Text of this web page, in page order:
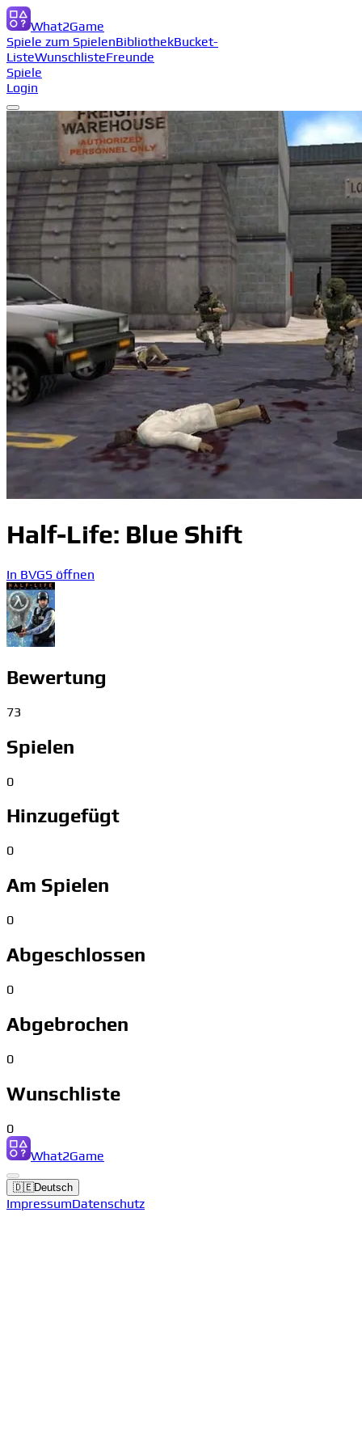
What2Game
Spiele zum SpielenBibliothekBucket-
ListeWunschlisteFreunde
Spiele
Login
Half-Life: Blue Shift
In BVGS öffnen
Bewertung
73
Spielen
0
Hinzugefügt
0
Am Spielen
0
Abgeschlossen
0
Abgebrochen
0
Wunschliste
0
What2Game
🇩🇪Deutsch
ImpressumDatenschutz